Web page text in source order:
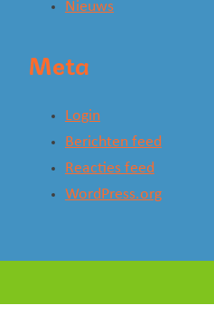
Nieuws
Meta
Login
Berichten feed
Reacties feed
WordPress.org